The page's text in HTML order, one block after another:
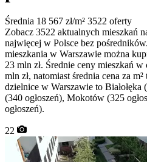
Średnia 18 567 zł/m² 3522 oferty
Zobacz 3522 aktualnych mieszkań
najwięcej w Polsce bez
mieszkania w Warszawie można
23 mln zł. Średnie ceny mieszkań w
mln zł, natomiast średnia cena za
dzielnice w Warszawie to Białołęka
(340 ogłoszeń), Mokotów (325
ogłoszeń).
22